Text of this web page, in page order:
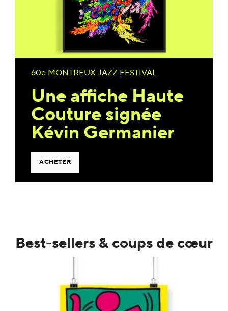
60e MONTREUX JAZZ FESTIVAL
Une affiche Haute
Couture signée
Kévin Germanier
ACHETER
Best-sellers & coups de cœur